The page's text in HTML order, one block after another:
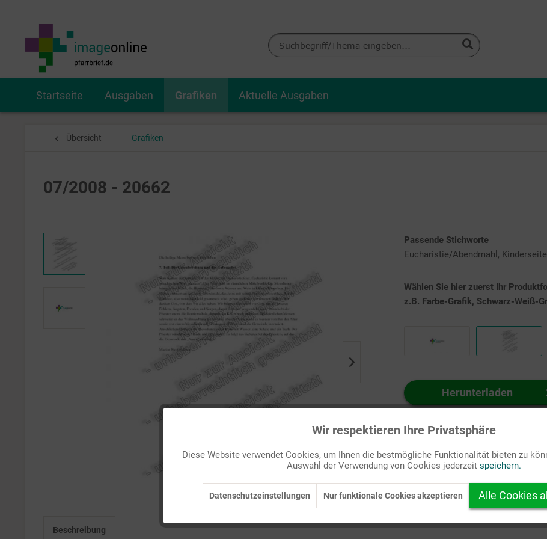
Startseite Ausgaben Grafiken Aktuelle Ausgaben
Übersicht Grafiken
07/2008 - 20662
Passende Stichworte
Eucharistie/Abendmahl, Kinderseite
Wählen Sie hier zuerst Ihr
z.B. Farbe-Grafik, Schwarz-Weiß-
Herunterladen
Beschreibung
Wir respektieren Ihre Privatsphäre
Diese Website verwendet Cookies, um Ihnen die bestmögliche Funktionalität bieten zu
Auswahl der Verwendung von Cookies jederzeit speichern.
Datenschutzeinstellungen Nur funktionale Cookies akzeptieren Alle Cookies